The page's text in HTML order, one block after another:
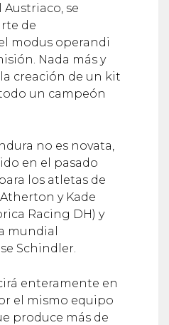
se
de
modus operandi
Nada más y
creación de un kit
un campeón
no es novata,
en el pasado
los atletas de
y Kade
Racing DH) y
mundial
Schindler.
enteramente en
el mismo equipo
produce más de